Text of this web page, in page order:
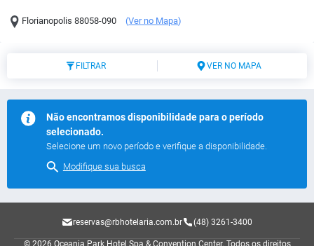
Florianopolis 88058-090 (Ver no Mapa)
FILTRAR VER NO MAPA
Não encontramos disponibilidade para o período
selecionado.
Selecione um novo período e verifique a disponibilidade.
Modifique sua busca
reservas@rbhotelaria.com.br (48) 3261-3400
© 2026 Oceania Park Hotel Spa & Convention Center. Todos os direitos